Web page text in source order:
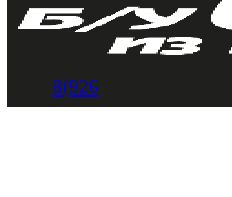
8(926